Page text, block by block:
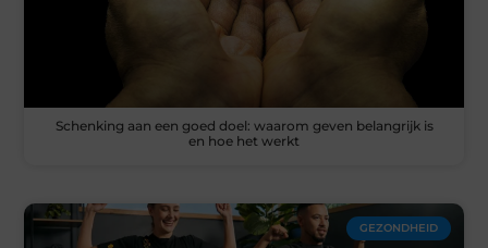
Schenking aan een goed doel: waarom geven belangrijk is
en hoe het werkt
GEZONDHEID